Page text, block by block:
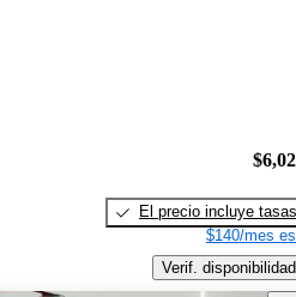
El precio incluye tasas
$140/mes
Verif. disponibilidad